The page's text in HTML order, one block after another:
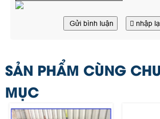
Gửi bình luận nhập
SẢN PHẨM CÙNG
MỤC